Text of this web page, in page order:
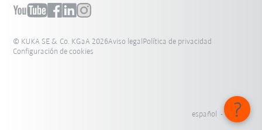
© KUKA SE & Co. KGaA 2026Aviso legalPolítica de privacidad
Configuración de cookies
español - México